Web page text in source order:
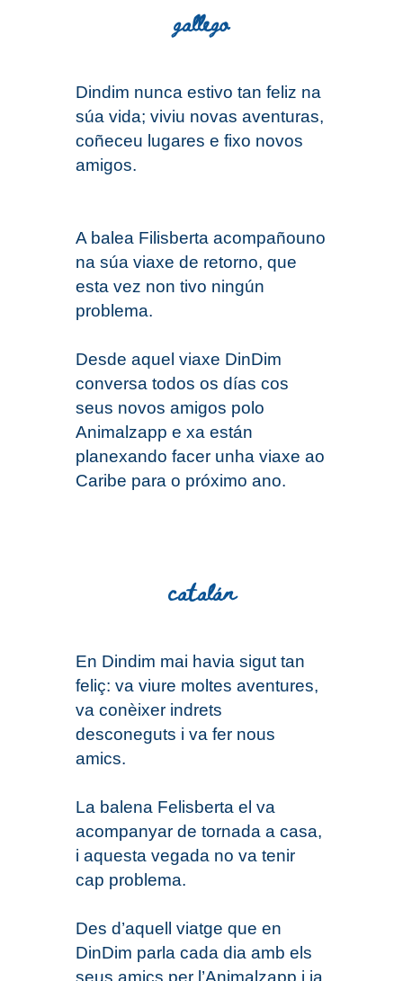
gallego
Dindim nunca estivo tan feliz na
súa vida; viviu novas aventuras,
coñeceu lugares e fixo novos
amigos.
A balea Filisberta acompañouno
na súa viaxe de retorno, que
esta vez non tivo ningún
problema.
Desde aquel viaxe DinDim
conversa todos os días cos
seus novos amigos polo
Animalzapp e xa están
planexando facer unha viaxe ao
Caribe para o próximo ano.
catalán
En Dindim mai havia sigut tan
feliç: va viure moltes aventures,
va conèixer indrets
desconeguts i va fer nous
amics.
La balena Felisberta el va
acompanyar de tornada a casa,
i aquesta vegada no va tenir
cap problema.
Des d’aquell viatge que en
DinDim parla cada dia amb els
seus amics per l’Animalzapp i ja